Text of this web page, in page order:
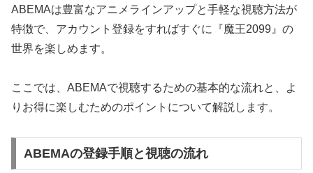
ABEMAは豊富なアニメラインアップと手軽な視聴方法が
特徴で、アカウント登録をすればすぐに『魔王2099』の
世界を楽しめます。
ここでは、ABEMAで視聴するための基本的な流れと、よ
りお得に楽しむためのポイントについて解説します。
ABEMAの登録手順と視聴の流れ